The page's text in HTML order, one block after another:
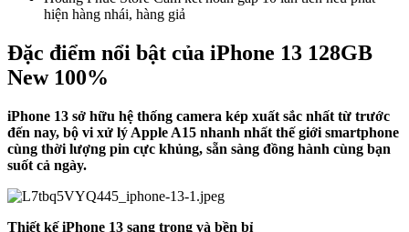
hiện hàng nhái, hàng giả
Đặc điểm nổi bật của iPhone 13 128GB
New 100%
iPhone 13 sở hữu hệ thống camera kép xuất sắc nhất từ trước
đến nay, bộ vi xử lý Apple A15 nhanh nhất thế giới smartphone
cùng thời lượng pin cực khủng, sẵn sàng đồng hành cùng bạn
suốt cả ngày.
Thiết kế iPhone 13 sang trọng và bền bỉ